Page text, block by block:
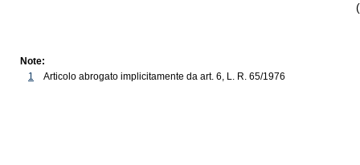
Note:
1
Articolo abrogato implicitamente da art. 6, L. R. 65/1976